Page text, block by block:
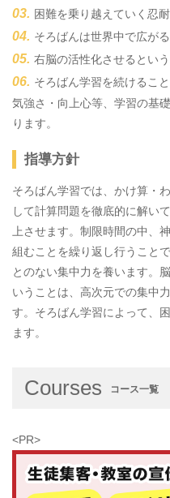
困難を乗り越えていく忍
そろばんは世界中で広が
右脳の活性化させるとい
そろばん学習を続けるこ
気強さ・向上心等、学習の基
ります。
指導方針
そろばん学習では、かけ算・
して計算問題を徹底的に解い
上させます。制限時間の中、
組むことを繰り返し行うこと
とのない集中力を養います。
いうことは、高次元での集中
す。そろばん学習によって、
ます。
Courses コース一覧
<PR>